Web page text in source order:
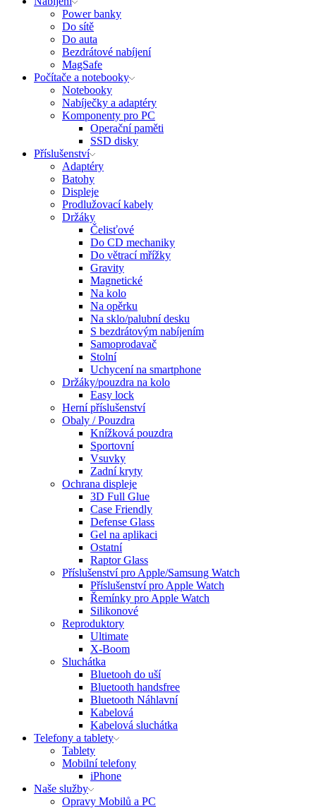
Power banky
Do sítě
Do auta
Bezdrátové nabíjení
MagSafe
Počítače a notebooky
Notebooky
Nabíječky a adaptéry
Komponenty pro PC
Operační paměti
SSD disky
Příslušenství
Adaptéry
Batohy
Displeje
Prodlužovací kabely
Držáky
Čelisťové
Do CD mechaniky
Do větrací mřížky
Gravity
Magnetické
Na kolo
Na opěrku
Na sklo/palubní desku
S bezdrátovým nabíjením
Samoprodavač
Stolní
Uchycení na smartphone
Držáky/pouzdra na kolo
Easy lock
Herní příslušenství
Obaly / Pouzdra
Knížková pouzdra
Sportovní
Vsuvky
Zadní kryty
Ochrana displeje
3D Full Glue
Case Friendly
Defense Glass
Gel na aplikaci
Ostatní
Raptor Glass
Příslušenství pro Apple/Samsung Watch
Příslušenství pro Apple Watch
Řemínky pro Apple Watch
Silikonové
Reproduktory
Ultimate
X-Boom
Sluchátka
Bluetooh do uší
Bluetooth handsfree
Bluetooth Náhlavní
Kabelová
Kabelová sluchátka
Telefony a tablety
Tablety
Mobilní telefony
iPhone
Naše služby
Opravy Mobilů a PC